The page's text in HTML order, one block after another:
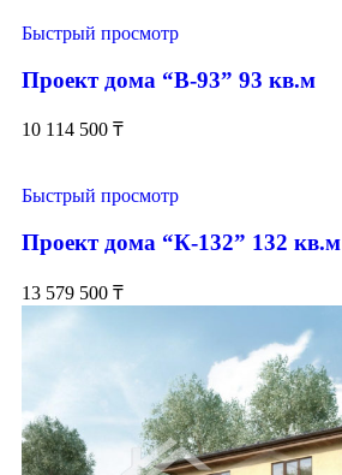
Быстрый просмотр
Проект дома “В-93” 93 кв.м
10 114 500 ₸
Быстрый просмотр
Проект дома “К-132” 132 кв.м
13 579 500 ₸